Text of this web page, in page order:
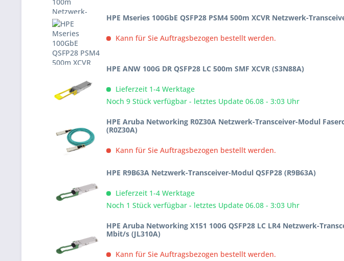
HPE Mseries 100GbE QSFP28 PSM4 500m XCVR Netzwerk-
Kann für Sie Auftragsbezogen bestellt werden.
HPE ANW 100G DR QSFP28 LC 500m SMF XCVR (S3N88A)
Lieferzeit 1-4 Werktage
Noch 9 Stück verfügbar - letztes Update 06.08 - 3:03 Uhr
HPE Aruba Networking R0Z30A Netzwerk-Transceiver-Modul
(R0Z30A)
Kann für Sie Auftragsbezogen bestellt werden.
HPE R9B63A Netzwerk-Transceiver-Modul QSFP28 (R9B63A)
Lieferzeit 1-4 Werktage
Noch 1 Stück verfügbar - letztes Update 06.08 - 3:03 Uhr
HPE Aruba Networking X151 100G QSFP28 LC LR4 Netzwerk-
Mbit/s (JL310A)
Kann für Sie Auftragsbezogen bestellt werden.